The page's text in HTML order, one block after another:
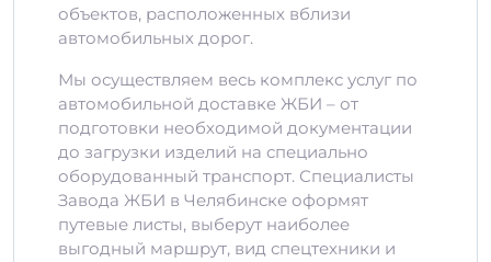
объектов, расположенных вблизи
автомобильных дорог.
Мы осуществляем весь комплекс услуг по
автомобильной доставке ЖБИ – от
подготовки необходимой документации
до загрузки изделий на специально
оборудованный транспорт. Специалисты
Завода ЖБИ в Челябинске оформят
путевые листы, выберут наиболее
выгодный маршрут, вид спецтехники и